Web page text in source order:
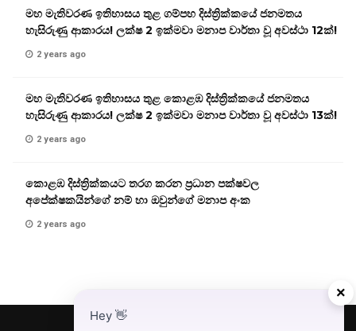
×
Hey 👋
මහ මැතිවරණ ඉතිහාසය තුළ ගම්පහ දිස්ත්‍රික්කයේ ජනමතය
හැසිරුණු ආකාරය! ලක්ෂ 2 ඉක්මවා මනාප වාර්තා වූ අවස්ථා 12ක්!
2 years ago
මහ මැතිවරණ ඉතිහාසය තුළ කොළඹ දිස්ත්‍රික්කයේ ජනමතය
හැසිරුණු ආකාරය! ලක්ෂ 2 ඉක්මවා මනාප වාර්තා වූ අවස්ථා 13ක්!
2 years ago
කොළඹ දිස්ත්‍රික්කයට තරග කරන ප්‍රධාන පක්ෂවල
අපේක්ෂකයින්ගේ නම් හා ඔවුන්ගේ මනාප අංක
2 years ago